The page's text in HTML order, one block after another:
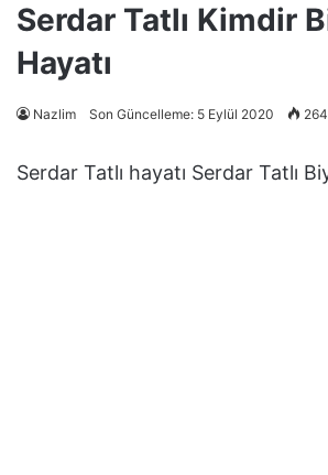
Serdar Tatlı Kimdir
Hayatı
Nazlim Son Güncelleme: 5 Eylül 2020 264
Serdar Tatlı hayatı Serdar Tatlı